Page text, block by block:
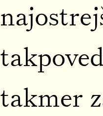
takmer